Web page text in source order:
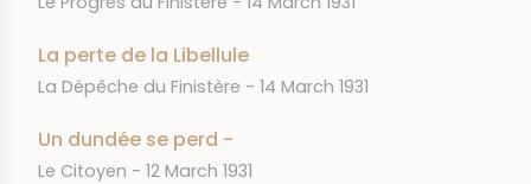
La perte de la Libellule
JOURNAL
La Dépêche du Finistère DATE
14 March 1931
Un dundée se perd -
JOURNAL
Le Citoyen DATE
12 March 1931